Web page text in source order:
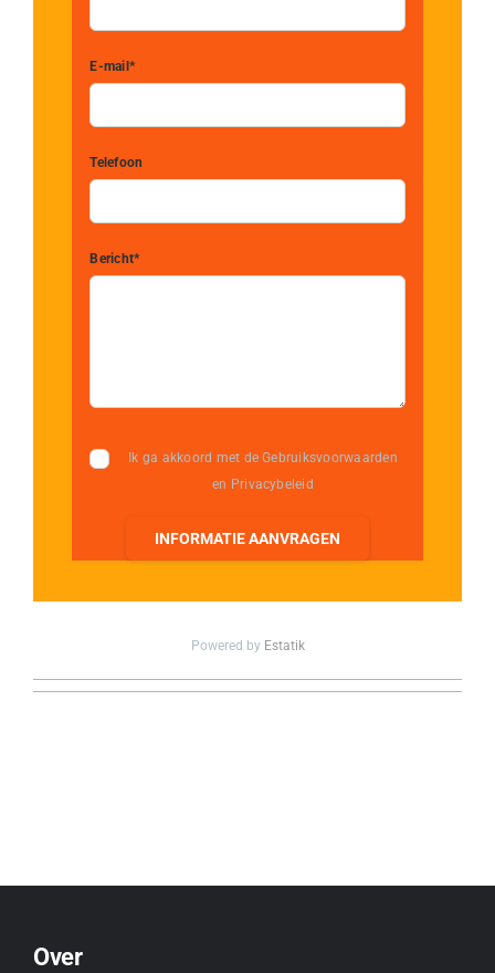
E-mail*
Telefoon
Bericht*
Ik ga akkoord met de Gebruiksvoorwaarden
en Privacybeleid
INFORMATIE AANVRAGEN
Powered by Estatik
Over